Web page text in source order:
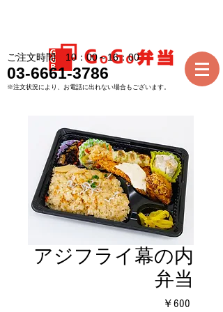
ご注文時間 10：00～16：00
03-6661-3786
※注文状況により、お電話に出れない場合もございます。
アジフライ幕の内
弁当
￥600